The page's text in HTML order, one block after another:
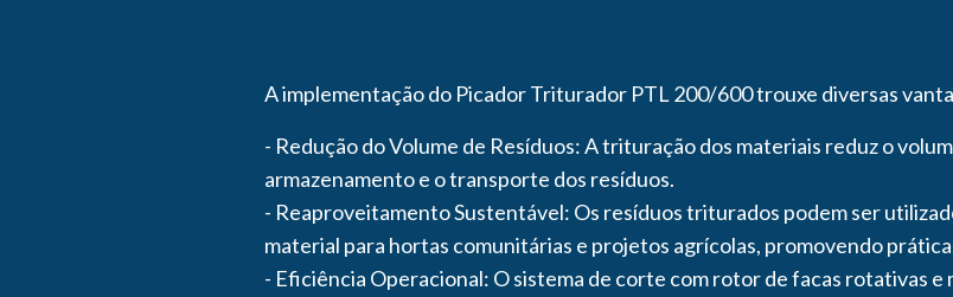
A implementação do Picador Triturador PTL 200/600 trouxe diversas
- Redução do Volume de Resíduos: A trituração dos materiais reduz o
armazenamento e o transporte dos resíduos.
- Reaproveitamento Sustentável: Os resíduos triturados podem ser
material para hortas comunitárias e projetos agrícolas, promovendo
- Eficiência Operacional: O sistema de corte com rotor de facas rotativas